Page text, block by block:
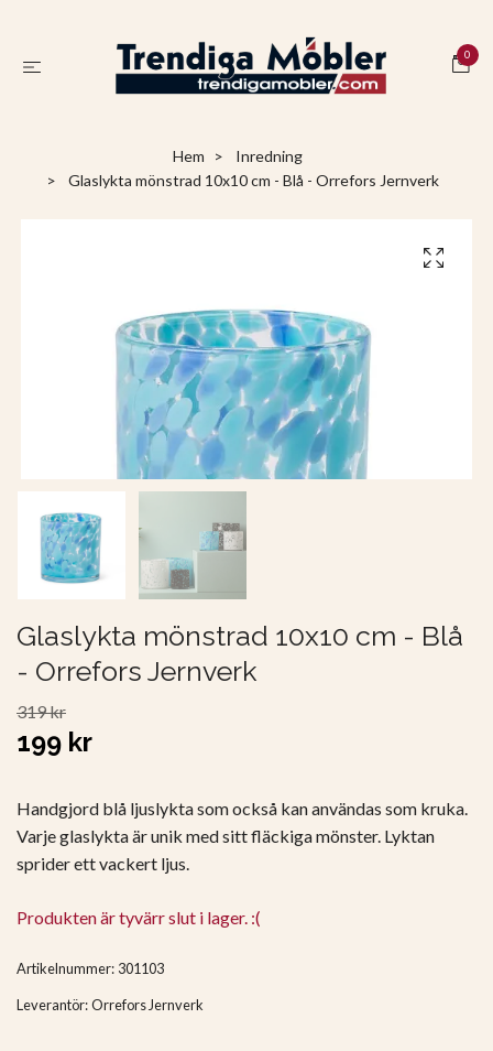
0
Hem
Inredning
Glaslykta mönstrad 10x10 cm - Blå - Orrefors Jernverk
Glaslykta mönstrad 10x10 cm - Blå
- Orrefors Jernverk
319 kr
199 kr
Handgjord blå ljuslykta som också kan användas som kruka.
Varje glaslykta är unik med sitt fläckiga mönster. Lyktan
sprider ett vackert ljus.
Produkten är tyvärr slut i lager. :(
Artikelnummer: 301103
Leverantör:Orrefors Jernverk